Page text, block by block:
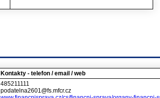
Kontakty - telefon / email / web
485211111
podatelna2601@fs.mfcr.cz